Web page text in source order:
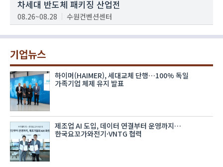
차세대 반도체 패키징 산업전
08.26~08.28 수원컨벤션센터
기업뉴스
하이머(HAIMER), 세대교체 단행…100% 독일
가족기업 체제 유지 발표
제조업 AI 도입, 데이터 연결부터 운영까지…
한국요꼬가와전기·VNTG 협력